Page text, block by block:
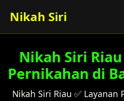
Nikah Siri
Nikah Siri
Pernikahan di
Nikah Siri Riau ✅ Layanan